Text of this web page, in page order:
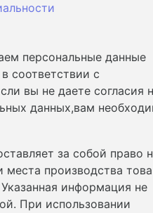
персональные данные
соответствии с
вы не даете согласия
данных,вам
за собой право
места производства
информация не
При использовании